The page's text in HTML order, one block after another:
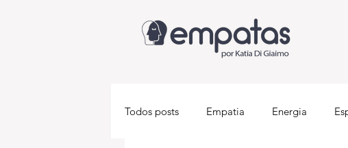
Todos posts Empatia Energia